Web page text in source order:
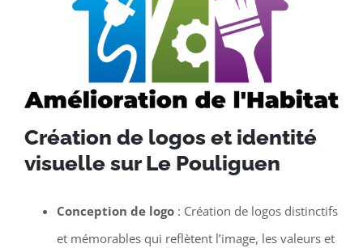
Création de logos et identité
visuelle sur Le Pouliguen
Conception de logo: Création de logos distinctifs
et mémorables qui reflètent l’image, les valeurs et